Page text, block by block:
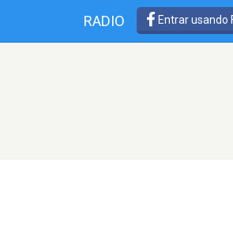
RADIO Entrar usando